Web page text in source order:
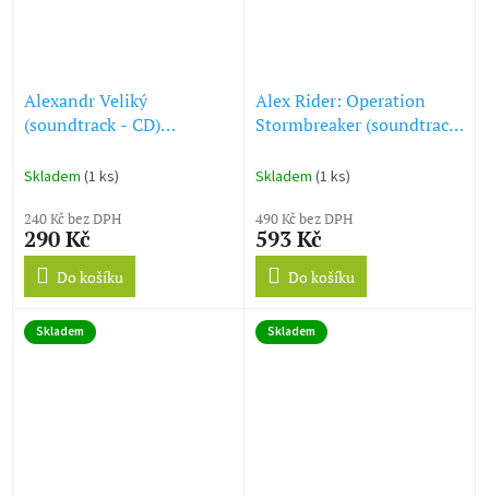
Alexandr Veliký
(soundtrack - CD)
Skladem (1 ks)
240 Kč bez DPH
290 Kč
Do košíku
Alex Rider: Operation
Stormbreaker (soundtrack
Skladem (1 ks)
490 Kč bez DPH
593 Kč
Do košíku
Skladem Skladem